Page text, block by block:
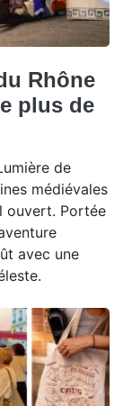
Rhône
plus de
de
médiévales
ouvert. Portée
avec une